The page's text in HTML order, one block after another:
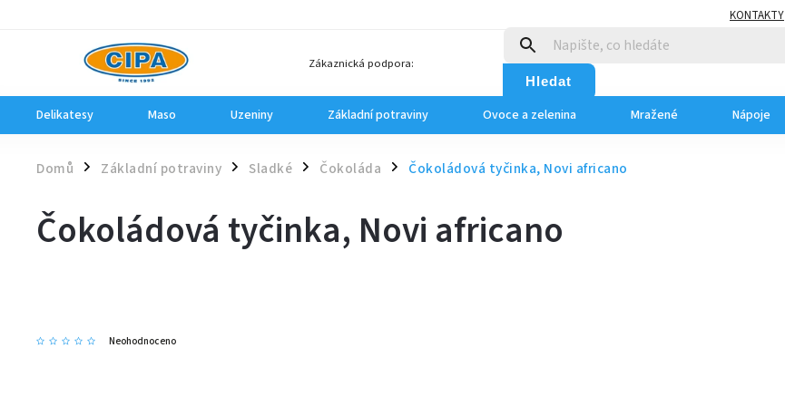
KONTAKTY
Zákaznická podpora:
Hledat
Delikatesy Maso Uzeniny Základní potraviny Ovoce a zelenina Mražené Nápoje
Domů / Základní potraviny / Sladké / Čokoláda / Čokoládová tyčinka, Novi africano
Čokoládová tyčinka, Novi africano
Neohodnoceno